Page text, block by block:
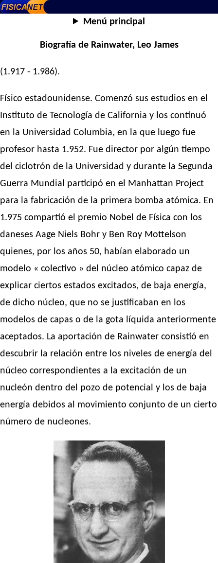
Menú principal
Biografía de Rainwater, Leo James
(1.917 - 1.986).
Físico estadounidense. Comenzó sus estudios en el
Instituto de Tecnología de California y los continuó
en la Universidad Columbia, en la que luego fue
profesor hasta 1.952. Fue director por algún tiempo
del ciclotrón de la Universidad y durante la Segunda
Guerra Mundial participó en el Manhattan Project
para la fabricación de la primera bomba atómica. En
1.975 compartió el premio Nobel de Física con los
daneses Aage Niels Bohr y Ben Roy Mottelson
quienes, por los años 50, habían elaborado un
modelo « colectivo » del núcleo atómico capaz de
explicar ciertos estados excitados, de baja energía,
de dicho núcleo, que no se justificaban en los
modelos de capas o de la gota líquida anteriormente
aceptados. La aportación de Rainwater consistió en
descubrir la relación entre los niveles de energía del
núcleo correspondientes a la excitación de un
nucleón dentro del pozo de potencial y los de baja
energía debidos al movimiento conjunto de un cierto
número de nucleones.